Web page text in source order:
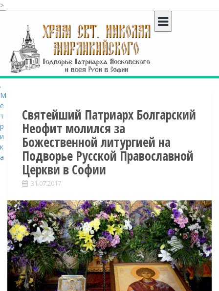
>
c
o
n
t
e
n
t
Святейший Патриарх Болгарский
Неофит молился за
Божественной литургией на
Подворье Русской Православной
Церкви в Софии
31.07.2017